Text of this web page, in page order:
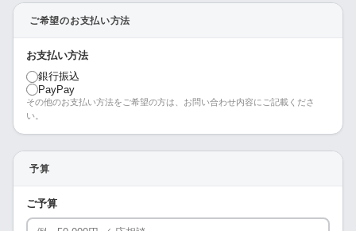
ご希望のお支払い方法
お支払い方法
銀行振込
PayPay
その他のお支払い方法をご希望の方は、お問い合わせ内容にご記載くださ
い。
予算
ご予算